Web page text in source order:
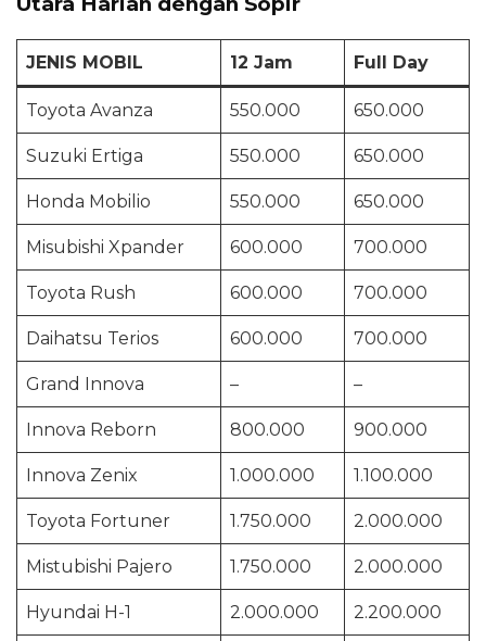
JENIS MOBIL 12 Jam Full Day
Toyota Avanza 550.000 650.000
Suzuki Ertiga 550.000 650.000
Honda Mobilio 550.000 650.000
Misubishi Xpander 600.000 700.000
Toyota Rush 600.000 700.000
Daihatsu Terios 600.000 700.000
Grand Innova – –
Innova Reborn 800.000 900.000
Innova Zenix 1.000.000 1.100.000
Toyota Fortuner 1.750.000 2.000.000
Mistubishi Pajero 1.750.000 2.000.000
Hyundai H-1 2.000.000 2.200.000